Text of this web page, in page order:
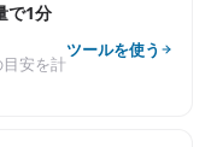
で1分
安を計
ツールを使う